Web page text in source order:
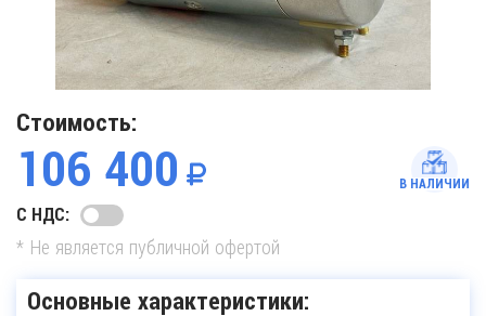
Стоимость:
106 400 В НАЛИЧИИ
С НДС:
* Не является публичной офертой
Основные характеристики: